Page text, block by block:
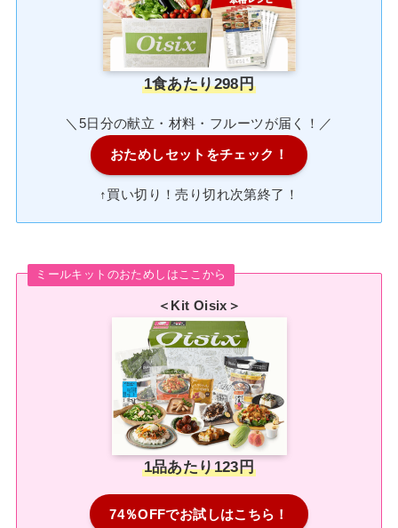
1食あたり298円
＼5日分の献立・材料・フルーツが届く！／
おためしセットをチェック！
↑買い切り！売り切れ次第終了！
ミールキットのおためしはここから
＜Kit Oisix＞
1品あたり123円
74％OFFでお試しはこちら！